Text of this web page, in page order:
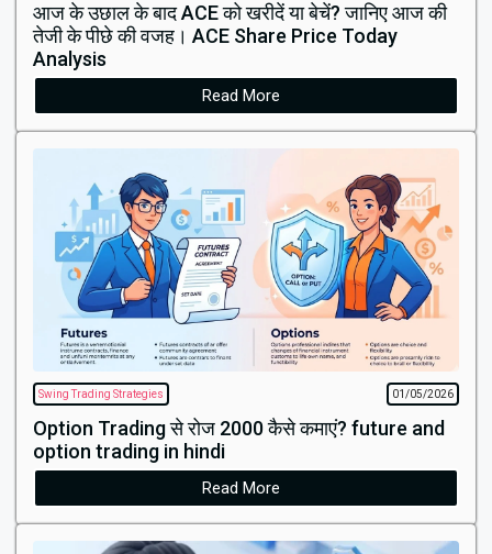
आज के उछाल के बाद ACE को खरीदें या बेचें? जानिए आज की
तेजी के पीछे की वजह। ACE Share Price Today
Analysis
Read More
Swing Trading Strategies 01/05/2026
Option Trading से रोज ₹2000 कैसे कमाएं? future and
option trading in hindi
Read More